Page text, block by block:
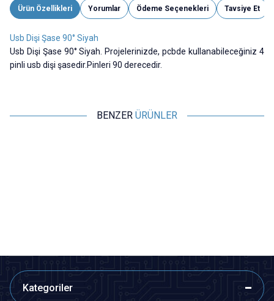
Ürün Özellikleri Yorumlar Ödeme Seçenekleri Tavsiye Et
Usb Dişi Şase 90° Siyah
Usb Dişi Şase 90° Siyah. Projelerinizde, pcbde kullanabileceğiniz 4
pinli usb dişi şasedir.Pinleri 90 derecedir.
BENZER ÜRÜNLER
Kategoriler